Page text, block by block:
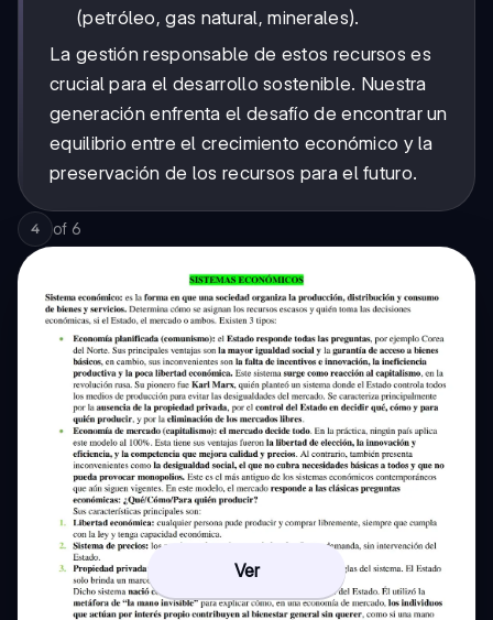
(petróleo, gas natural, minerales).
La gestión responsable de estos recursos es
crucial para el desarrollo sostenible. Nuestra
generación enfrenta el desafío de encontrar un
equilibrio entre el crecimiento económico y la
preservación de los recursos para el futuro.
4 of 6
Ver